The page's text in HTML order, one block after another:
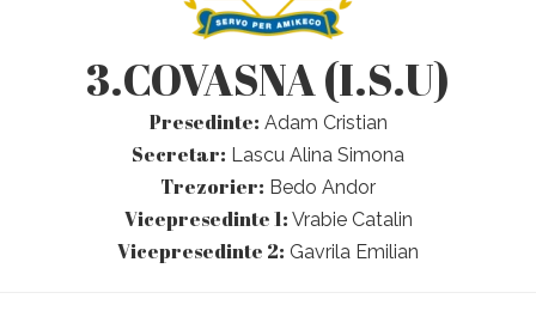
3.COVASNA (I.S.U)
Presedinte: Adam Cristian
Secretar: Lascu Alina Simona
Trezorier: Bedo Andor
Vicepresedinte 1: Vrabie Catalin
Vicepresedinte 2: Gavrila Emilian